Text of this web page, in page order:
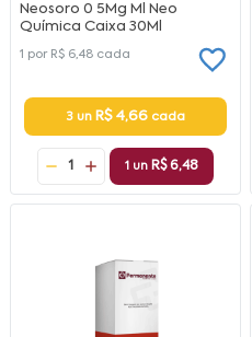
Neosoro 0 5Mg Ml Neo
Química Caixa 30Ml
1 por R$ 6,48 cada
3 un R$ 4,66 cada
1 1 un R$ 6,48